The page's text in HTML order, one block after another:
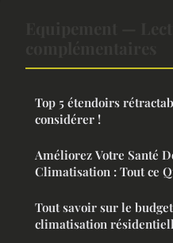
Top 5 étendoirs
considérer !
Améliorez Votre Santé
Climatisation : Tout ce
Tout savoir sur le
climatisation